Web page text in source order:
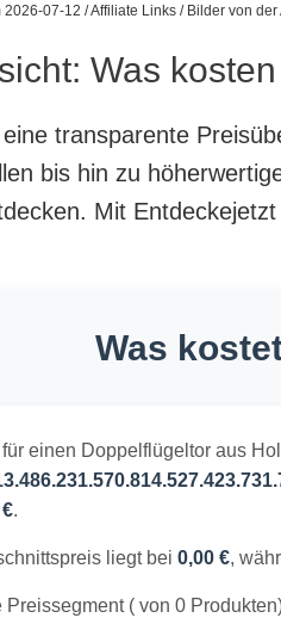
07-12 / Affiliate Links / Bilder von
Was
transparente
bis hin zu
Mit
Was
einen Doppelflügeltor aus
.
liegt bei 0,00 €,
Preissegment ( von 0